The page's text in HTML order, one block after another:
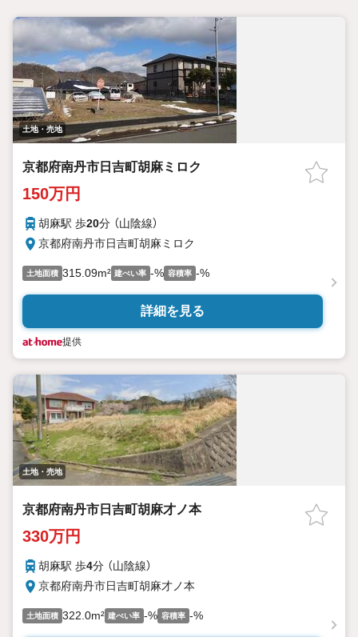
土地・売地
京都府南丹市日吉町胡麻ミロク
150万円
胡麻駅 歩20分 （山陰線）
京都府南丹市日吉町胡麻ミロク
土地面積 315.09m² 建ぺい率 -% 容積率 -%
詳細を見る
提供
土地・売地
京都府南丹市日吉町胡麻才ノ本
330万円
胡麻駅 歩4分 （山陰線）
京都府南丹市日吉町胡麻才ノ本
土地面積 322.0m² 建ぺい率 -% 容積率 -%